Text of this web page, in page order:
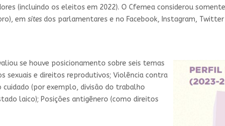
(incluindo os eleitos em 2022). O Cfemea considerou
em sites dos parlamentares e no Facebook, Instagram, Twitter
se houve posicionamento sobre seis temas
sexuais e direitos reprodutivos; Violência contra
(por exemplo, divisão do trabalho
laico); Posições antigênero (como direitos